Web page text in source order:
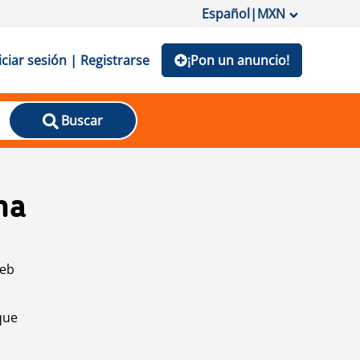
Español|MXN
sesión | Registrarse ¡Pon un anuncio!
Buscar